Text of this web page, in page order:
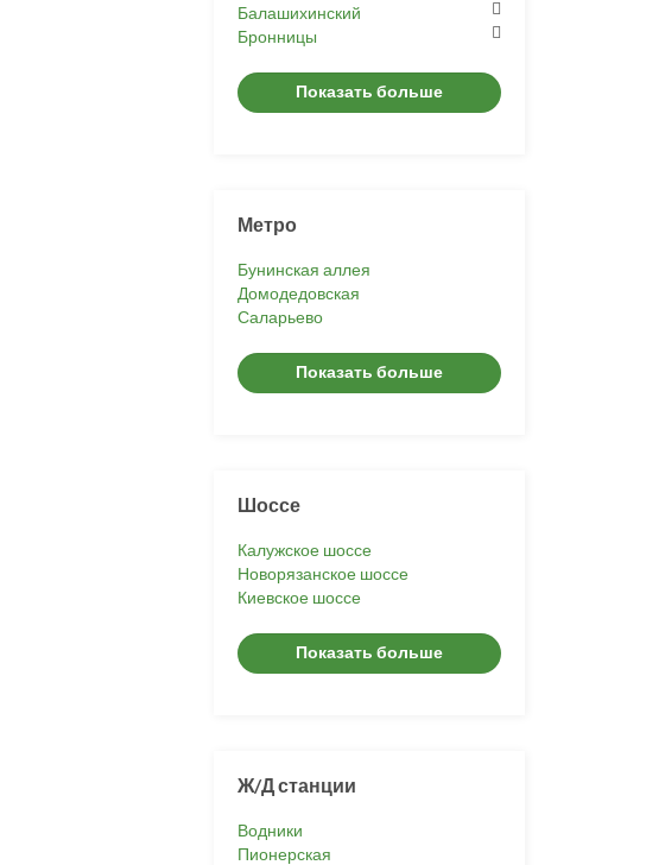
Балашихинский
Бронницы
Показать больше
Метро
Бунинская аллея
Домодедовская
Саларьево
Показать больше
Шоссе
Калужское шоссе
Новорязанское шоссе
Киевское шоссе
Показать больше
Ж/Д станции
Водники
Пионерская